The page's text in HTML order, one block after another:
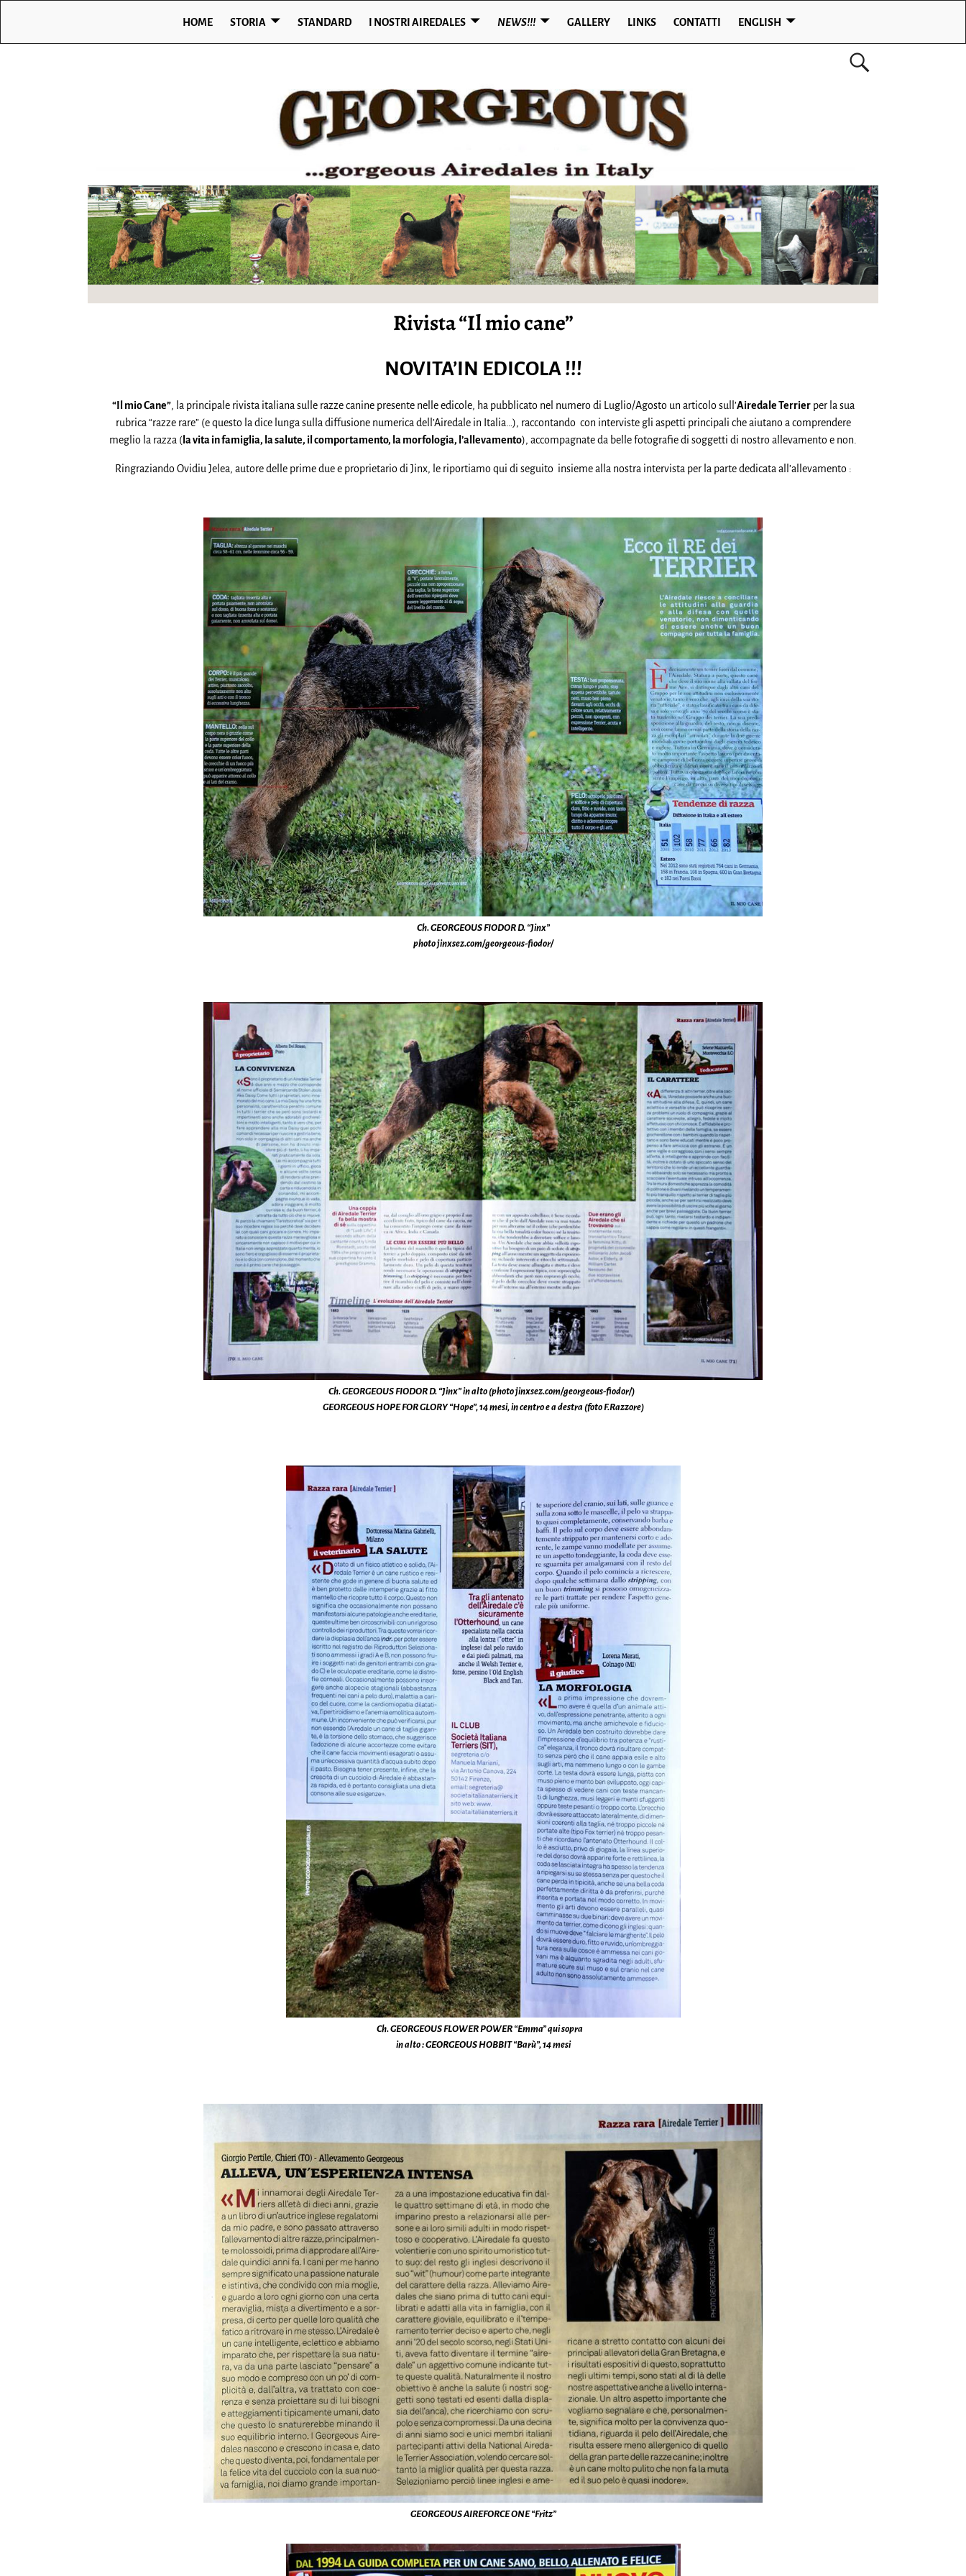
HOME STORIA STANDARD I NOSTRI AIREDALES NEWS!!! GALLERY LINKS CONTATTI ENGLISH
Rivista “Il mio cane”
NOVITA’IN EDICOLA !!!
“Il mio Cane”, la principale rivista italiana sulle razze canine presente nelle edicole, ha pubblicato nel numero di Luglio/Agosto un articolo sull’Airedale Terrierper la sua
rubrica “razze rare” (e questo la dice lunga sulla diffusione numerica dell’Airedale in Italia…), raccontando con interviste gli aspetti principali che aiutano a comprendere
meglio la razza (la vita in famiglia, la salute, il comportamento, la morfologia, l’allevamento), accompagnate da belle fotografie di soggetti di nostro allevamento e non.
Ringraziando Ovidiu Jelea, autore delle prime due e proprietario di Jinx, le riportiamo qui di seguito insieme alla nostra intervista per la parte dedicata all’allevamento :
Ch. GEORGEOUS FIODOR D. “Jinx”
photo jinxsez.com/georgeous-fiodor/
Ch. GEORGEOUS FIODOR D. “Jinx” in alto (photo jinxsez.com/georgeous-fiodor/)
GEORGEOUS HOPE FOR GLORY “Hope”, 14 mesi, in centro e a destra (foto F.Razzore)
Ch. GEORGEOUS FLOWER POWER “Emma” qui sopra
in alto : GEORGEOUS HOBBIT “Barù”, 14 mesi
GEORGEOUS AIREFORCE ONE “Fritz”